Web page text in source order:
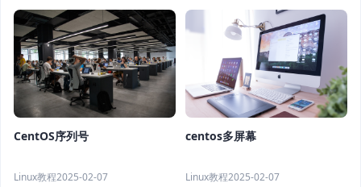
CentOS序列号
Linux教程2025-02-07
centos多屏幕
Linux教程2025-02-07